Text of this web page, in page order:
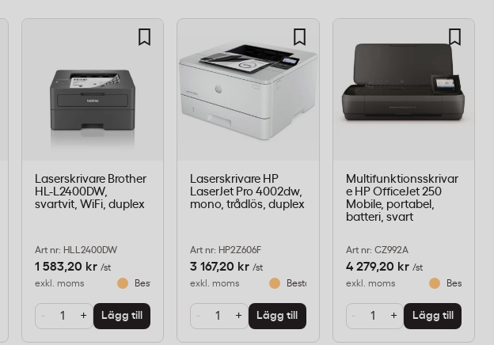
Laserskrivare Brother
HL-L2400DW,
svartvit, WiFi, duplex
Art nr: HLL2400DW
1 583,20 kr /st
exkl. moms
Beställningsvara
- + Lägg till
Laserskrivare HP
LaserJet Pro 4002dw,
mono, trådlös, duplex
Art nr: HP2Z606F
3 167,20 kr /st
exkl. moms
Beställningsvara
- + Lägg till
Multifunktionsskrivar
e HP OfficeJet 250
Mobile, portabel,
batteri, svart
Art nr: CZ992A
4 279,20 kr /st
exkl. moms
- + Lägg till